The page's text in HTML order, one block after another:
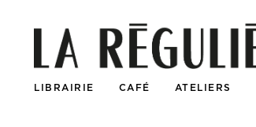
LIBRAIRIE CAFÉ ATELIERS